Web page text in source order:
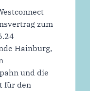
zum
Hainburg,
und die
für den